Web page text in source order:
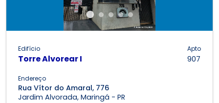
Edifício
Torre Alvorear I
Apto
907
Endereço
Rua Vítor do Amaral, 776
Jardim Alvorada, Maringá - PR